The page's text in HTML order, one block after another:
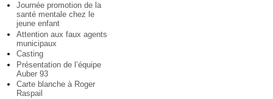
Journée promotion de la
santé mentale chez le
jeune enfant
Attention aux faux agents
municipaux
Casting
Présentation de l’équipe
Auber 93
Carte blanche à Roger
Raspail